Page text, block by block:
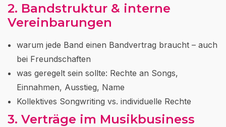
2. Bandstruktur & interne
Vereinbarungen
warum jede Band einen Bandvertrag braucht – auch
bei Freundschaften
was geregelt sein sollte: Rechte an Songs,
Einnahmen, Ausstieg, Name
Kollektives Songwriting vs. individuelle Rechte
3. Verträge im Musikbusiness